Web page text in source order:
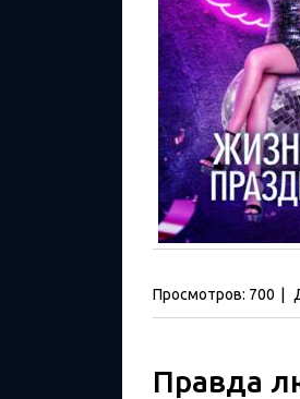
Просмотров: 700
Правда